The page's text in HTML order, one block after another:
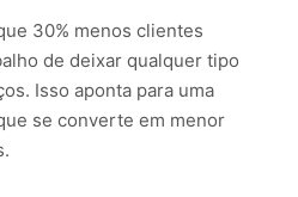
30% menos clientes
de deixar qualquer tipo
Isso aponta para uma
se converte em menor